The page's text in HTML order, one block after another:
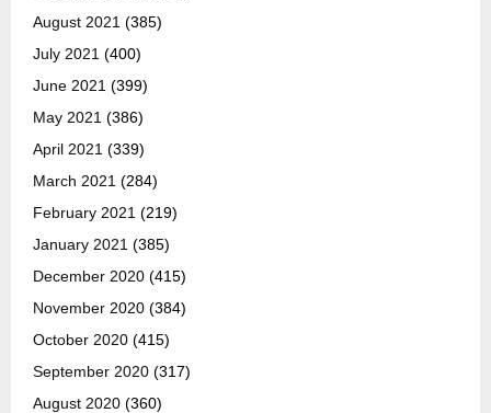
August 2021 (385)
July 2021 (400)
June 2021 (399)
May 2021 (386)
April 2021 (339)
March 2021 (284)
February 2021 (219)
January 2021 (385)
December 2020 (415)
November 2020 (384)
October 2020 (415)
September 2020 (317)
August 2020 (360)